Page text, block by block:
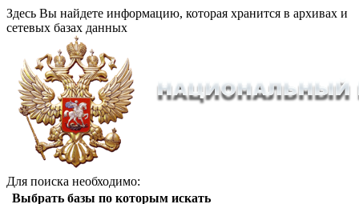
Здесь Вы найдете информацию, которая хранится в архивах и
сетевых базах данных
Для поиска необходимо:
Выбрать базы по которым искать